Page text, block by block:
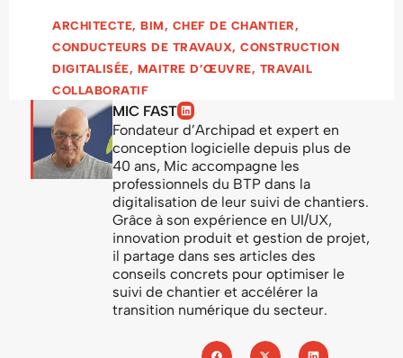
ARCHITECTE, BIM, CHEF DE CHANTIER,
CONDUCTEURS DE TRAVAUX, CONSTRUCTION
DIGITALISÉE, MAITRE D’ŒUVRE, TRAVAIL
COLLABORATIF
MIC FAST
Fondateur d’Archipad et expert en
conception logicielle depuis plus de
40 ans, Mic accompagne les
professionnels du BTP dans la
digitalisation de leur suivi de chantiers.
Grâce à son expérience en UI/UX,
innovation produit et gestion de projet,
il partage dans ses articles des
conseils concrets pour optimiser le
suivi de chantier et accélérer la
transition numérique du secteur.